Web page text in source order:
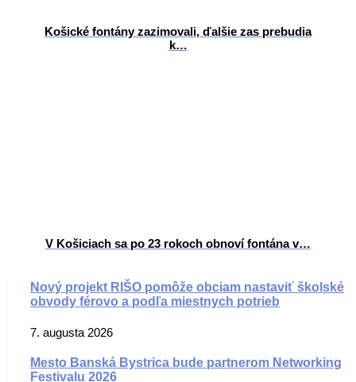
Košické fontány zazimovali, ďalšie zas prebudia
k…
V Košiciach sa po 23 rokoch obnoví fontána v…
Nový projekt RIŠO pomôže obciam nastaviť školské
obvody férovo a podľa miestnych potrieb
7. augusta 2026
Mesto Banská Bystrica bude partnerom Networking
Festivalu 2026